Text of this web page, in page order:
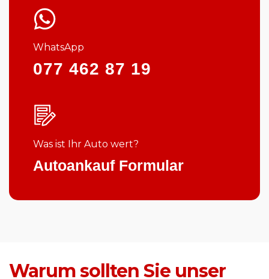
WhatsApp
077 462 87 19
Was ist Ihr Auto wert?
Autoankauf Formular
Warum sollten Sie unser